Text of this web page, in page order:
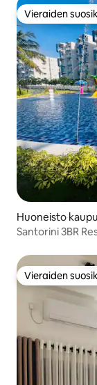
Vieraiden
Vieraiden
Huoneisto
Santorini 3BR
Vieraiden
Vieraiden